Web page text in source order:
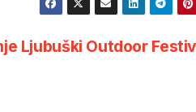
Ljubuški Outdoor